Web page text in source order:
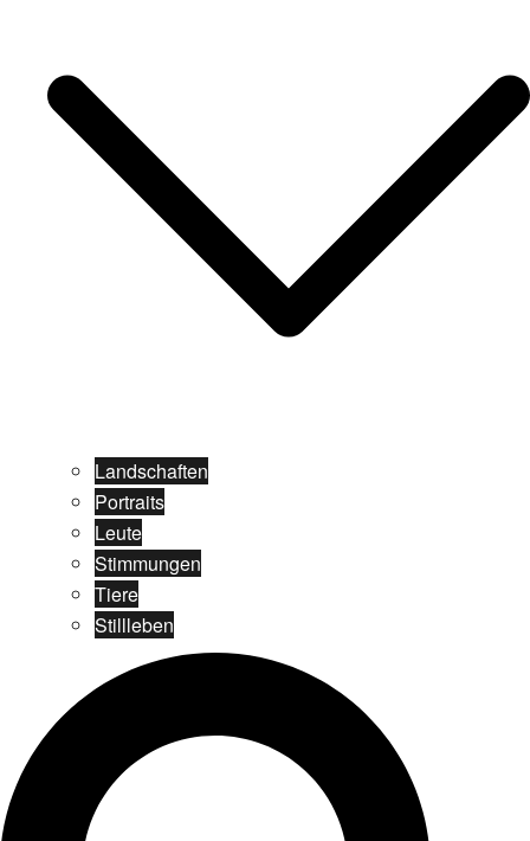
Landschaften
Portraits
Leute
Stimmungen
Tiere
Stillleben